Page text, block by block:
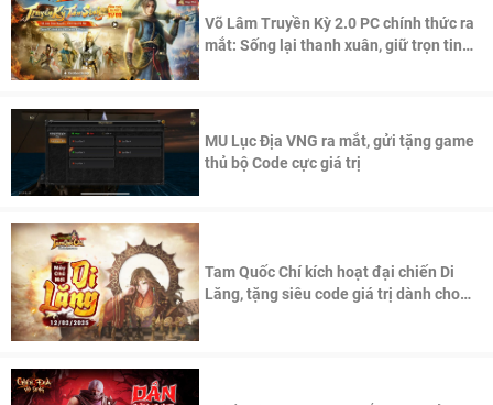
Võ Lâm Truyền Kỳ 2.0 PC chính thức ra
mắt: Sống lại thanh xuân, giữ trọn tinh
MU Lục Địa VNG ra mắt, gửi tặng game
thủ bộ Code cực giá trị
Tam Quốc Chí kích hoạt đại chiến Di
Lăng, tặng siêu code giá trị dành cho